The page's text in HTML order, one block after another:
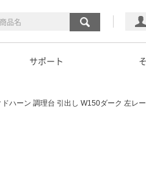
マイページ
カート
サポート
ドハーン 調理台 引出し W150ダーク 左レ